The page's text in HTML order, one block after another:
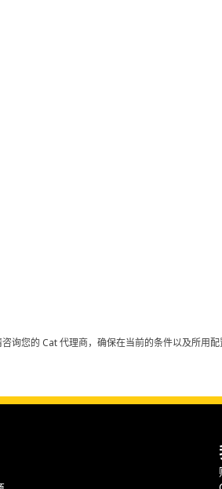
您的 Cat 代理商，确保在当前的条件以及所用